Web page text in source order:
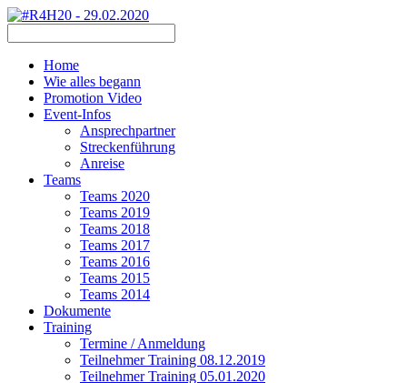
Home
Wie alles begann
Promotion Video
Event-Infos
Ansprechpartner
Streckenführung
Anreise
Teams
Teams 2020
Teams 2019
Teams 2018
Teams 2017
Teams 2016
Teams 2015
Teams 2014
Dokumente
Training
Termine / Anmeldung
Teilnehmer Training 08.12.2019
Teilnehmer Training 05.01.2020